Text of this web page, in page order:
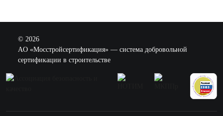
© 2026
AO «Мосстройсертификация» — система добровольной
сертификации в строительстве